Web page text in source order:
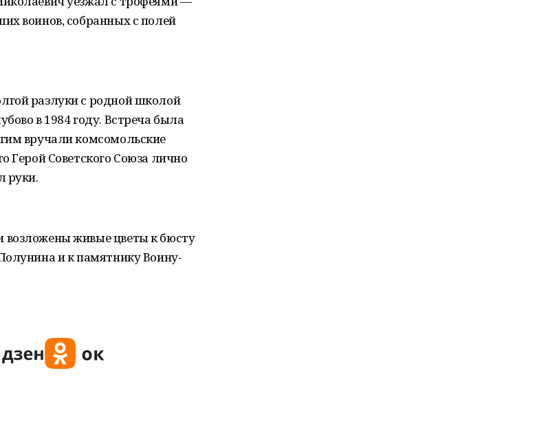
воинов, собранных с полей
разлуки с родной школой
в 1984 году. Встреча была
вручали комсомольские
Герой Советского Союза лично
руки.
живые цветы к бюсту
и к памятнику Воину-